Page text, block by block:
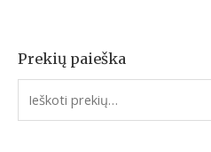
Prekių paieška
I
e